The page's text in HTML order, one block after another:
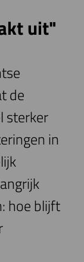
uit"
de
sterker
in
hoe blijft